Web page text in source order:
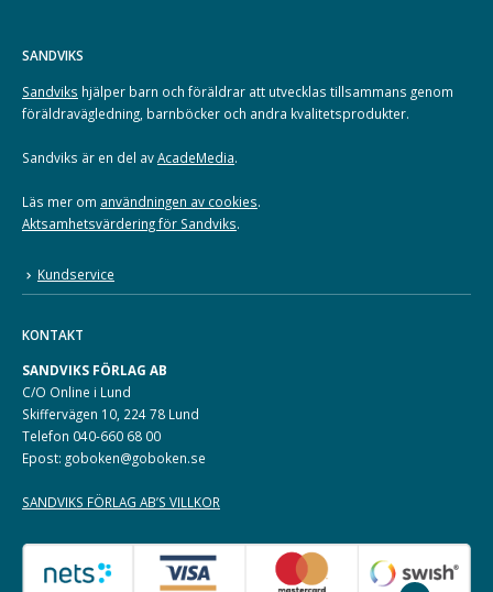
SANDVIKS
Sandviks hjälper barn och föräldrar att utvecklas tillsammans genom
föräldravägledning, barnböcker och andra kvalitetsprodukter.
Sandviks är en del avAcadeMedia.
Läs mer om användningen av cookies.
Aktsamhetsvärdering för Sandviks.
Kundservice
KONTAKT
SANDVIKS FÖRLAG AB
C/O Online i Lund
Skiffervägen 10, 224 78 Lund
Telefon 040-660 68 00
Epost: goboken@goboken.se
SANDVIKS FÖRLAG AB’S VILLKOR